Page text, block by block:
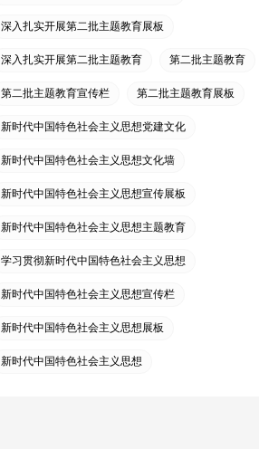
深入扎实开展第二批主题教育展板
深入扎实开展第二批主题教育 第二批主题教育
第二批主题教育宣传栏 第二批主题教育展板
新时代中国特色社会主义思想党建文化
新时代中国特色社会主义思想文化墙
新时代中国特色社会主义思想宣传展板
新时代中国特色社会主义思想主题教育
学习贯彻新时代中国特色社会主义思想
新时代中国特色社会主义思想宣传栏
新时代中国特色社会主义思想展板
新时代中国特色社会主义思想